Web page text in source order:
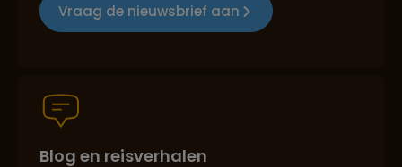
Persoonlijk en deskundig reisadvies
Vraag de nieuwsbrief aan
Blog en reisverhalen